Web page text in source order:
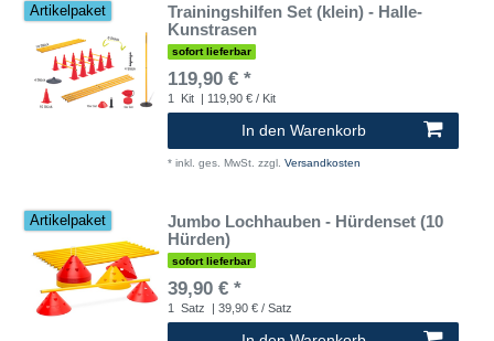
Artikelpaket
Trainingshilfen Set (klein) - Halle-
Kunstrasen
sofort lieferbar
119,90 € *
1 Kit | 119,90 € / Kit
In den Warenkorb
* inkl. ges. MwSt. zzgl. Versandkosten
Artikelpaket
Jumbo Lochhauben - Hürdenset (10
Hürden)
sofort lieferbar
39,90 € *
1 Satz | 39,90 € / Satz